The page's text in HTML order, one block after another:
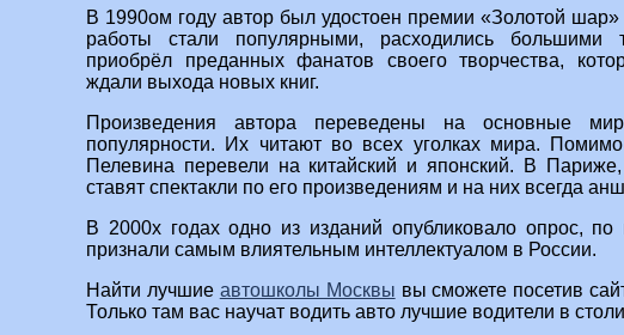
В 1990ом году автор был удостоен премии «Золотой
работы стали популярными, расходились большими
приобрёл преданных фанатов своего творчества,
ждали выхода новых книг.
Произведения автора переведены на основные
популярности. Их читают во всех уголках мира. Помимо
Пелевина перевели на китайский и японский. В
ставят спектакли по его произведениям и на них всегда
В 2000х годах одно из изданий опубликовало опрос, по
признали самым влиятельным интеллектуалом в России.
Найти лучшие автошколы Москвы вы сможете посетив
Только там вас научат водить авто лучшие водители в